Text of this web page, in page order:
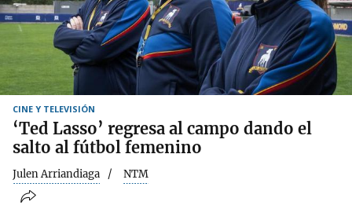
CINE Y TELEVISIÓN
‘Ted Lasso’ regresa al campo dando el
salto al fútbol femenino
Julen Arriandiaga NTM